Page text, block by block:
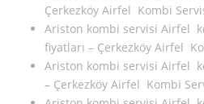
Çerkezköy Airfel Kombi
Ariston kombi servisi Airfel
fiyatları – Çerkezköy Airfel
Ariston kombi servisi Airfel
– Çerkezköy Airfel Kombi